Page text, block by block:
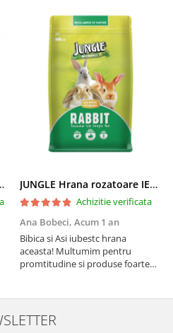
cu Miel, Set 12x85g JUNGLE Hrana rozatoare IEPURI 500g
Achizitie verificata
Ana Bobeci, Acum 1 an
Bibica si Asi iubestc hrana
aceasta! Multumim pentru
promtitudine si produse foarte